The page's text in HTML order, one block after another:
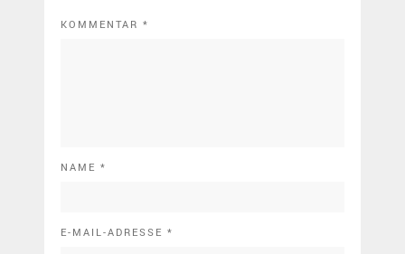
KOMMENTAR *
NAME *
E-MAIL-ADRESSE *